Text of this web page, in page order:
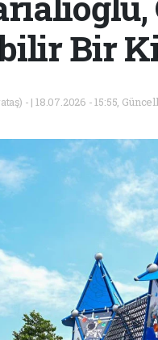
Bir
- | 18.07.2026 - 15:55,